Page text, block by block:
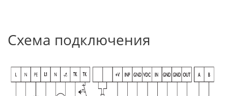
Схема подключения